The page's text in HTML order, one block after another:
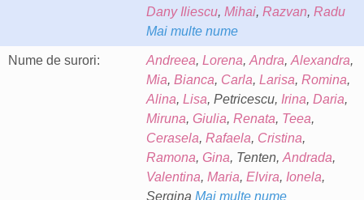
Dany Iliescu, Mihai, Razvan, Radu
Mai multe nume
Nume de surori: Andreea, Lorena, Andra, Alexandra,
Mia, Bianca, Carla, Larisa, Romina,
Alina, Lisa, Petricescu, Irina, Daria,
Miruna, Giulia, Renata, Teea,
Cerasela, Rafaela, Cristina,
Ramona, Gina, Tenten, Andrada,
Valentina, Maria, Elvira, Ionela,
Sergina Mai multe nume